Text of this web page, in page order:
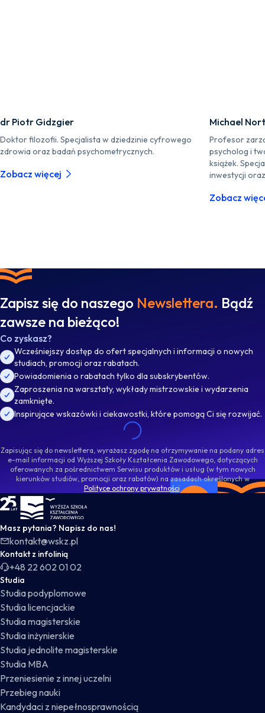
dr Piotr Gidzgier
Doktor filozofii. Specjalista w dziedzinie cyfrowego
zdrowia oraz badań psychometrycznych.
Zobacz więcej
Michael
Profesor
psycholog i
książek.
inwestycji
Zobacz
Zapisz się do naszego Newslettera. Bądź
zawsze na bieżąco!
Co zyskasz?
Wcześniejszy dostęp do ofert specjalnych i informacji o nowych
studiach, promocji oraz rabatach.
Powiadomienia o rabatach tylko dla subskrybentów.
Zaproszenia na warsztaty, wykłady mistrzowskie i wydarzenia
zamknięte.
Inspirujące wskazówki i ciekawostki, które pomogą Ci się rozwijać.
Zapisując się do newslettera, wyrażasz zgodę na otrzymywanie na podany adres
e-mail informacji od Wyższej Szkoły Kształcenia Zawodowego, dotyczących
oferowanych za pośrednictwem Serwisu produktów i usług (w tym nowych
kierunków studiów, promocji oraz rabatów) na zasadach określonych w
Polityce ochrony prywatności.
WSKZ - strona główna
Masz pytania? Napisz do nas!
kontakt@wskz.pl
Kontakt z infolinią
+48 22 602 01 02
Studia
Studia podyplomowe
Studia licencjackie
Studia magisterskie
Studia inżynierskie
Studia jednolite magisterskie
Studia MBA
Przeniesienie z innej uczelni
Przebieg nauki
Kandydaci z niepełnosprawnością